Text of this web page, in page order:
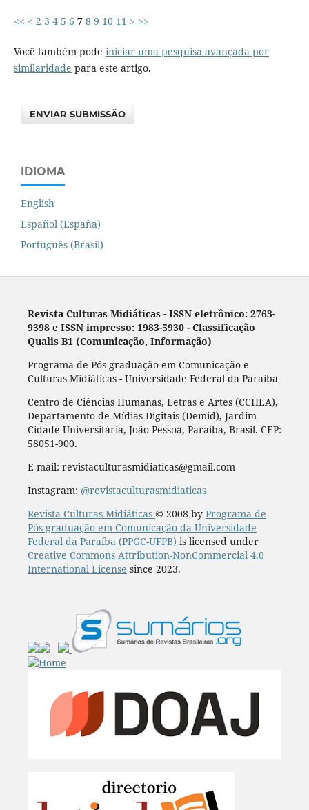
<< < 2 3 4 5 6 7 8 9 10 11 > >>
Você também pode iniciar uma pesquisa avançada por
similaridade para este artigo.
ENVIAR SUBMISSÃO
IDIOMA
English
Español (España)
Português (Brasil)
Revista Culturas Midiáticas - ISSN eletrônico: 2763-
9398 e ISSN impresso: 1983-5930 - Classificação
Qualis B1 (Comunicação, Informação)
Programa de Pós-graduação em Comunicação e
Culturas Midiáticas - Universidade Federal da Paraíba
Centro de Ciências Humanas, Letras e Artes (CCHLA),
Departamento de Mídias Digitais (Demid), Jardim
Cidade Universitária, João Pessoa, Paraíba, Brasil. CEP:
58051-900.
E-mail: revistaculturasmidiaticas@gmail.com
Instagram: @revistaculturasmidiaticas
Revista Culturas Midiáticas © 2008 by Programa de
Pós-graduação em Comunicação da Universidade
Federal da Paraíba (PPGC-UFPB) is licensed under
Creative Commons Attribution-NonCommercial 4.0
International License since 2023.